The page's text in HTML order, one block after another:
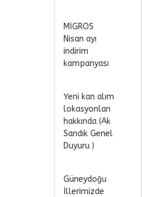
MİGROS
Nisan ayı
indirim
kampanyası
Yeni kan alım
lokasyonları
hakkında (Ak
Sandık Genel
Duyuru )
Güneydoğu
İllerimizde